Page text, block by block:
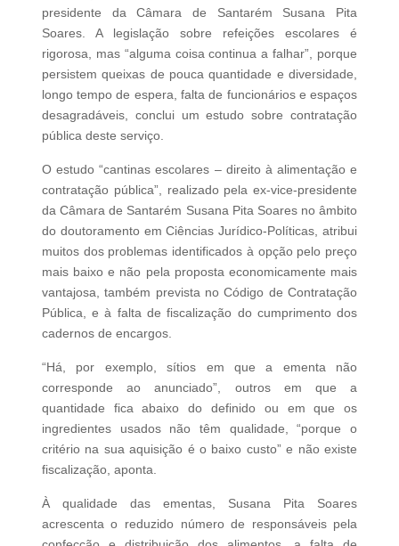
presidente da Câmara de Santarém Susana Pita
Soares. A legislação sobre refeições escolares é
rigorosa, mas “alguma coisa continua a falhar”, porque
persistem queixas de pouca quantidade e diversidade,
longo tempo de espera, falta de funcionários e espaços
desagradáveis, conclui um estudo sobre contratação
pública deste serviço.
O estudo “cantinas escolares – direito à alimentação e
contratação pública”, realizado pela ex-vice-presidente
da Câmara de Santarém Susana Pita Soares no âmbito
do doutoramento em Ciências Jurídico-Políticas, atribui
muitos dos problemas identificados à opção pelo preço
mais baixo e não pela proposta economicamente mais
vantajosa, também prevista no Código de Contratação
Pública, e à falta de fiscalização do cumprimento dos
cadernos de encargos.
“Há, por exemplo, sítios em que a ementa não
corresponde ao anunciado”, outros em que a
quantidade fica abaixo do definido ou em que os
ingredientes usados não têm qualidade, “porque o
critério na sua aquisição é o baixo custo” e não existe
fiscalização, aponta.
À qualidade das ementas, Susana Pita Soares
acrescenta o reduzido número de responsáveis pela